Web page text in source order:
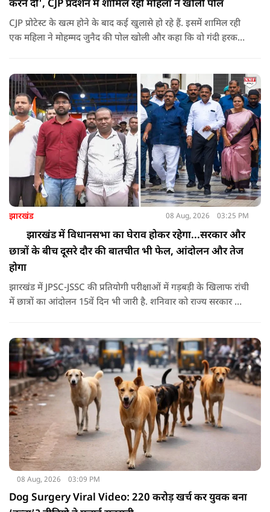
करने दी', CJP प्रदर्शन में शामिल रही महिला ने खोली पोल
CJP प्रोटेस्ट के खत्म होने के बाद कई खुलासे हो रहे हैं. इसमें शामिल रही
एक महिला ने मोहम्मद जुनैद की पोल खोली और कहा कि वो गंदी हरकतें
दिया.
झारखंड 08 Aug, 2026 03:25 PM
झारखंड में विधानसभा का घेराव होकर रहेगा...सरकार और
छात्रों के बीच दूसरे दौर की बातचीत भी फेल, आंदोलन और तेज
होगा
झारखंड में JPSC-JSSC की प्रतियोगी परीक्षाओं में गड़बड़ी के खिलाफ रांची
में छात्रों का आंदोलन 15वें दिन भी जारी है. शनिवार को राज्य सरकार और
08 Aug, 2026 03:09 PM
Dog Surgery Viral Video: 220 करोड़ खर्च कर युवक बना